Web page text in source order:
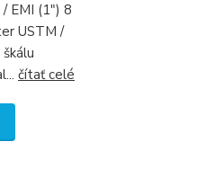
EMI (1") 8
USTM /
čítať celé